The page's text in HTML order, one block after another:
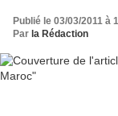
Publié le 03/03/2011 à
Par la Rédaction